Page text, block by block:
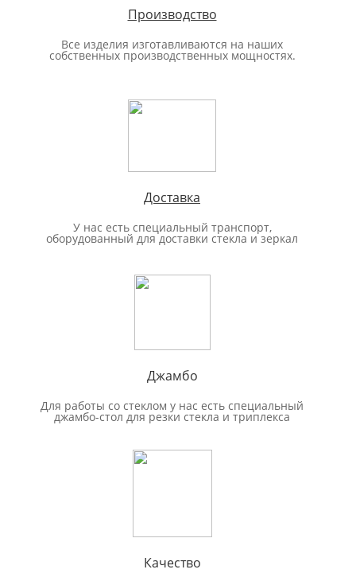
Производство
Все изделия изготавливаются на наших
собственных производственных мощностях.
Доставка
У нас есть специальный транспорт,
оборудованный для доставки стекла и зеркал
Джамбо
Для работы со стеклом у нас есть специальный
джамбо-стол для резки стекла и триплекса
Качество